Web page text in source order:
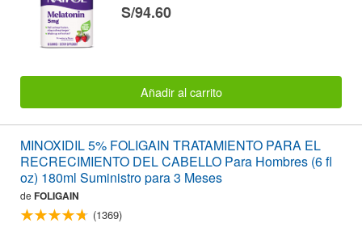
S/94.60
Añadir al carrito
MINOXIDIL 5% FOLIGAIN TRATAMIENTO PARA EL
RECRECIMIENTO DEL CABELLO Para Hombres (6 fl
oz) 180ml Suministro para 3 Meses
de FOLIGAIN
(1369)